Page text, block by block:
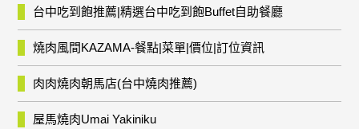
台中吃到飽推薦|精選台中吃到飽Buffet自助餐廳
燒肉風間KAZAMA-餐點|菜單|價位|訂位資訊
肉肉燒肉朝馬店(台中燒肉推薦)
屋馬燒肉Umai Yakiniku